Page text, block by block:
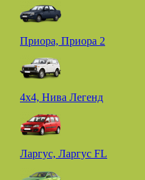
Приора, Приора 2
4х4, Нива Легенд
Ларгус, Ларгус FL